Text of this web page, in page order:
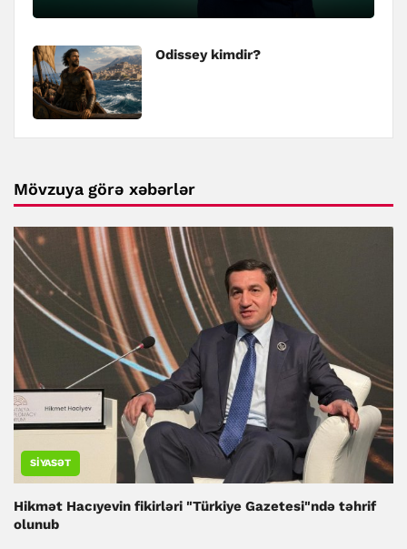
Odissey kimdir?
Mövzuya görə xəbərlər
SIYASƏT
Hikmət Hacıyevin fikirləri "Türkiye Gazetesi"ndə təhrif
olunub